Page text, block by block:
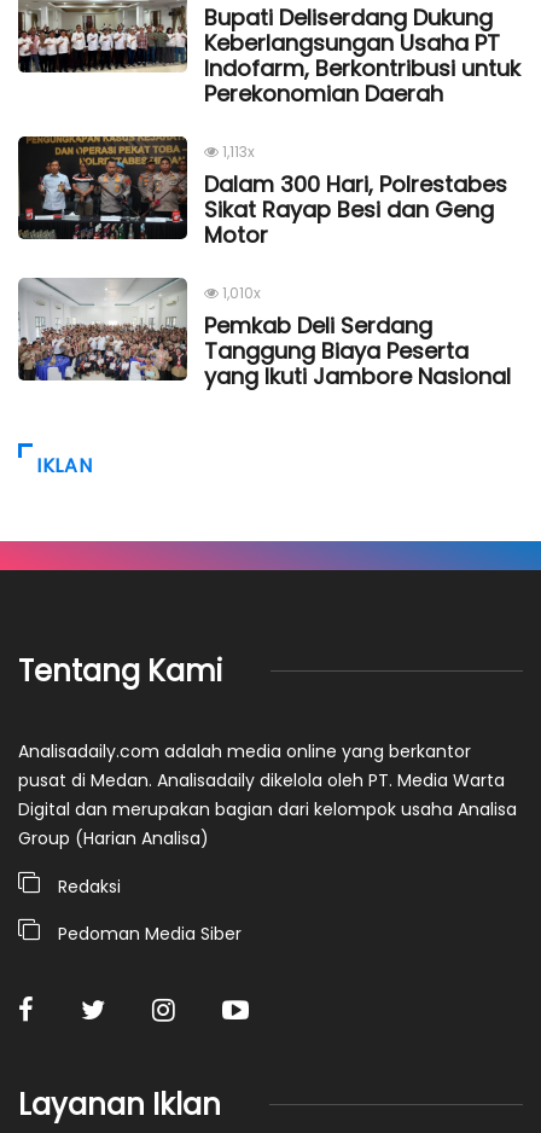
Bupati Deliserdang Dukung
Keberlangsungan Usaha PT
Indofarm, Berkontribusi untuk
Perekonomian Daerah
1,113x
Dalam 300 Hari, Polrestabes
Sikat Rayap Besi dan Geng
Motor
1,010x
Pemkab Deli Serdang
Tanggung Biaya Peserta
yang Ikuti Jambore Nasional
IKLAN
Tentang Kami
Analisadaily.com adalah media online yang berkantor
pusat di Medan. Analisadaily dikelola oleh PT. Media Warta
Digital dan merupakan bagian dari kelompok usaha Analisa
Group (Harian Analisa)
Redaksi
Pedoman Media Siber
Layanan Iklan